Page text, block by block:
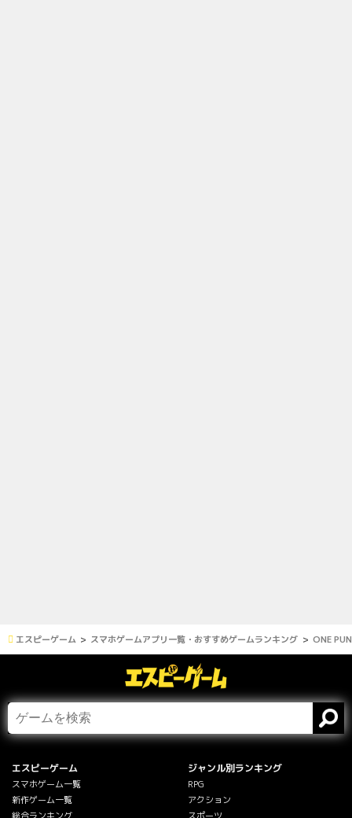
エスピーゲーム スマホゲームアプリ一覧・おすすめゲームランキング ONE
エスピーゲーム
スマホゲーム一覧
新作ゲーム一覧
ジャンル別ランキング
RPG
アクション